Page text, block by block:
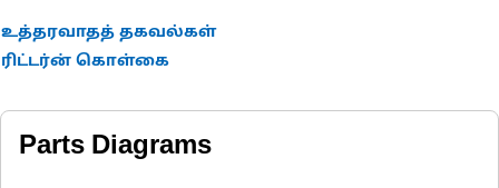
உத்தரவாதத் தகவல்கள்
ரிட்டர்ன் கொள்கை
Parts Diagrams